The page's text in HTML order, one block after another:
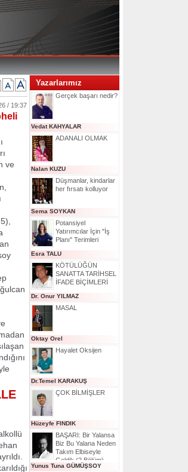
/ 19:37
ve
Yazarlarımız
Gerçek başarı nedir?
Vedat KAHYALAR
ADANALI OLMAK
Nalan KUZU
Düşmanlar, kindarlar
her fırsatı kolluyor
Sema SOYKAN
Potansiyel
Yatırımcılar İçin "İş
Planı" Terimleri
Esra TALU
KÖTÜLÜĞÜN
SANATTA TARİHSEL
İFADE BİÇİMLERİ
Dr. Onur YILMAZ
MASAL
Oktay Orel
Hayalet Oksijen
Dr.Temel KARAKUŞ
ÇOK BİLMİŞLER
Hüzeyfe FINDIK
BAŞARI: Bir Yalansa
Biz Bu Yalana Neden
Takım Elbiseyle
Geldik (2.Bölüm)
Yunus Tuna GÜMÜŞSOY